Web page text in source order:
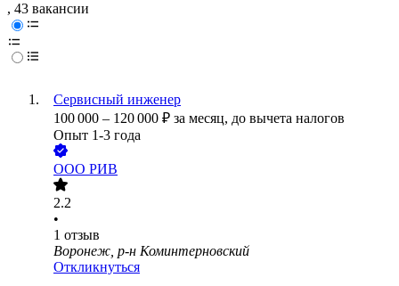
, 43 вакансии
Сервисный инженер
100 000 – 120 000 ₽ за месяц, до вычета налогов
Опыт 1-3 года
ООО РИВ
2.2
•
1 отзыв
Воронеж, р-н Коминтерновский
Откликнуться